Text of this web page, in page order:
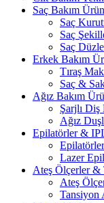
Saç Bakım
Saç
Saç
Saç
Erkek Bakım
Tıraş
Saç &
Ağız Bakım
Şarjlı Diş
Ağız
Epilatörler &
Epilatörler
Lazer
Ateş Ölçerler &
Ateş
Tansiyon